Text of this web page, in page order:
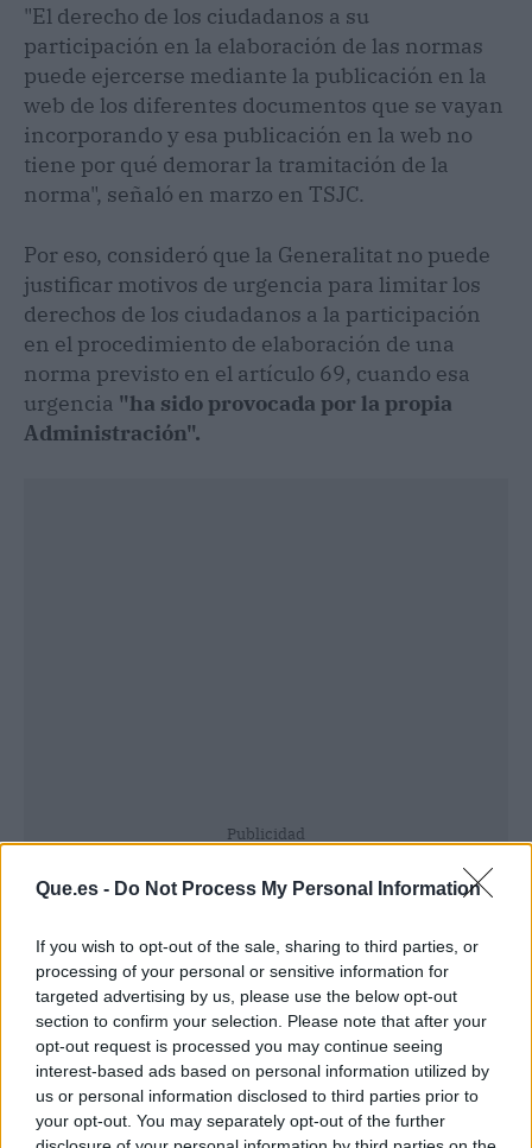
Que.es - Do Not Process My Personal Information
If you wish to opt-out of the sale, sharing to third parties, or
processing of your personal or sensitive information for
targeted advertising by us, please use the below opt-out
section to confirm your selection. Please note that after your
opt-out request is processed you may continue seeing
interest-based ads based on personal information utilized by
us or personal information disclosed to third parties prior to
your opt-out. You may separately opt-out of the further
"El derecho de los ciudadanos a su
participación en la elaboración de las normas
puede ejercerse mediante la publicación en la
web de los diferentes documentos que se vayan
incorporando y esa publicación en la web no
tiene por qué demorar la tramitación de la
norma", señaló en marzo en TSJC.
Por eso, consideró que la Generalitat no puede
justificar motivos de urgencia para limitar los
derechos de los ciudadanos a la participación
en el procedimiento de elaboración de una
norma previsto en el artículo 69, cuando esa
urgencia "ha sido provocada por la propia
Administración".
Publicidad